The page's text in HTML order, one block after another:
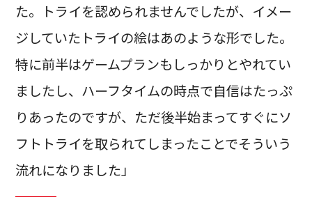
た。トライを認められませんでしたが、イメー
ジしていたトライの絵はあのような形でした。
特に前半はゲームプランもしっかりとやれてい
ましたし、ハーフタイムの時点で自信はたっぷ
りあったのですが、ただ後半始まってすぐにソ
フトトライを取られてしまったことでそういう
流れになりました」